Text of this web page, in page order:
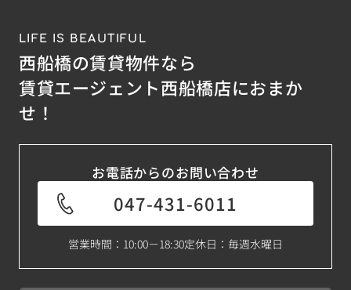
LIFE IS BEAUTIFUL
西船橋の賃貸物件なら
賃貸エージェント西船橋店におまか
せ！
お電話からのお問い合わせ
047-431-6011
営業時間：10:00－18:30定休日：毎週水曜日